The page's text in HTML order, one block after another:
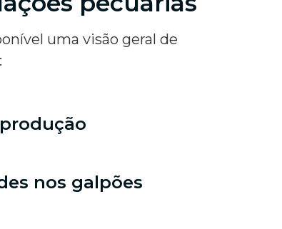
uma visão geral de
nos galpões